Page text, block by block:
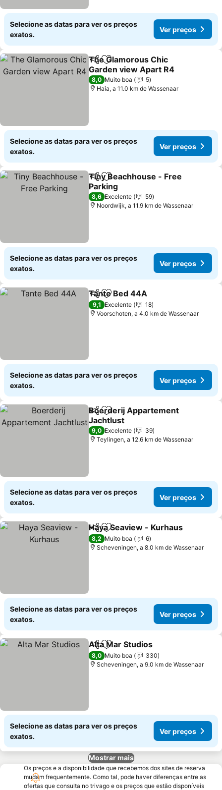
Selecione as datas para ver os preços
exatos.
Ver preços
PartilharAdicionar aos favoritos
The Glamorous Chic
Garden view Apart R4
Ver preços
8,0 Muito boa
5
Haia, a 11.0 km de Wassenaar
Selecione as datas para ver os preços
exatos.
Ver preços
PartilharAdicionar aos favoritos
Tiny Beachhouse - Free
Parking
Ver preços
8,6 Excelente
59
Noordwijk, a 11.9 km de Wassenaar
Selecione as datas para ver os preços
exatos.
Ver preços
PartilharAdicionar aos favoritos
Tante Bed 44A
9,1 Excelente
18
Voorschoten, a 4.0 km de Wassenaar
Selecione as datas para ver os preços
exatos.
Ver preços
PartilharAdicionar aos favoritos
Boerderij Appartement
Jachtlust
Ver preços
9,0 Excelente
39
Teylingen, a 12.6 km de Wassenaar
Selecione as datas para ver os preços
exatos.
Ver preços
PartilharAdicionar aos favoritos
Haya Seaview - Kurhaus
8,2 Muito boa
6
Scheveningen, a 8.0 km de Wassenaar
Selecione as datas para ver os preços
exatos.
Ver preços
PartilharAdicionar aos favoritos
Alta Mar Studios
8,0 Muito boa
330
Scheveningen, a 9.0 km de Wassenaar
Selecione as datas para ver os preços
exatos.
Ver preços
Mostrar mais
Os preços e a disponibilidade que recebemos dos sites de reserva
mudam frequentemente. Como tal, pode haver diferenças entre as
ofertas que consulta no trivago e os preços que estão disponíveis